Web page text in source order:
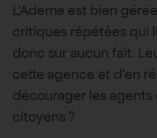
L’Ademe est bien
critiques répétées qui
donc sur aucun fait.
cette agence et d’en
décourager les
citoyens ?